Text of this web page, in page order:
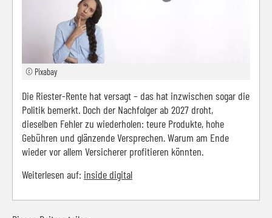
© Pixabay
Die Riester-Rente hat versagt – das hat inzwischen sogar die
Politik bemerkt. Doch der Nachfolger ab 2027 droht,
dieselben Fehler zu wiederholen: teure Produkte, hohe
Gebühren und glänzende Versprechen. Warum am Ende
wieder vor allem Versicherer profitieren könnten.
Weiterlesen auf: inside digital